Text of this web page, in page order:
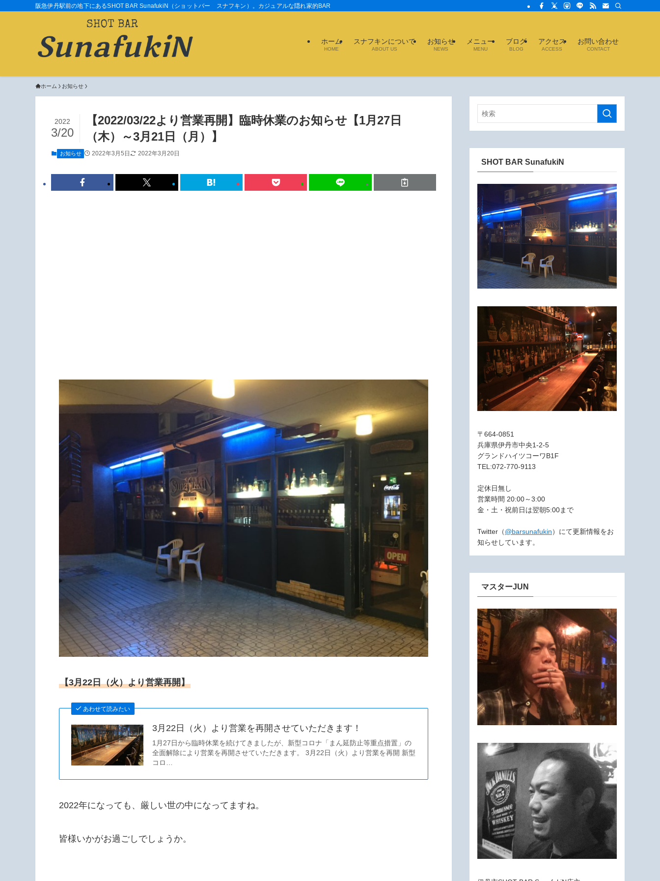
阪急伊丹駅前の地下にあるSHOT BAR SunafukiN（ショットバー スナフキン）。カジュアルな隠れ家的BAR。豊富なラムやフレッシュジュースを使ったオリジナルカクテルがおすすめ。
ホーム
HOME
スナフキンについて
ABOUT US
お知らせ
NEWS
メニュー
MENU
ブログ
BLOG
アクセス
ACCESS
お問い合わせ
CONTACT
ホーム お知らせ
【2022/03/22より営業再開】臨時休業のお知らせ【1月27日
（木）～3月21日（月）】
2022
3/20
お知らせ 2022年3月5日 2022年3月20日
【3月22日（火）より営業再開】
あわせて読みたい
3月22日（火）より営業を再開させていただきます！
1月27日から臨時休業を続けてきましたが、新型コロナ「まん延防止等重点措置」の
全面解除により営業を再開させていただきます。 3月22日（火）より営業を再開 新型
コロ…
2022年になっても、厳しい世の中になってますね。
皆様いかがお過ごしでしょうか。
SHOT BAR SunafukiN
〒664-0851
兵庫県伊丹市中央1-2-5
グランドハイツコーワB1F
TEL:072-770-9113
定休日無し
営業時間 20:00～3:00
金・土・祝前日は翌朝5:00まで
Twitter（@barsunafukin）にて更新情報をお
知らせしています。
マスターJUN